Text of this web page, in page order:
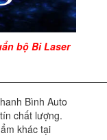
bộ Bi Laser
Bình Auto
chất lượng.
khác tại